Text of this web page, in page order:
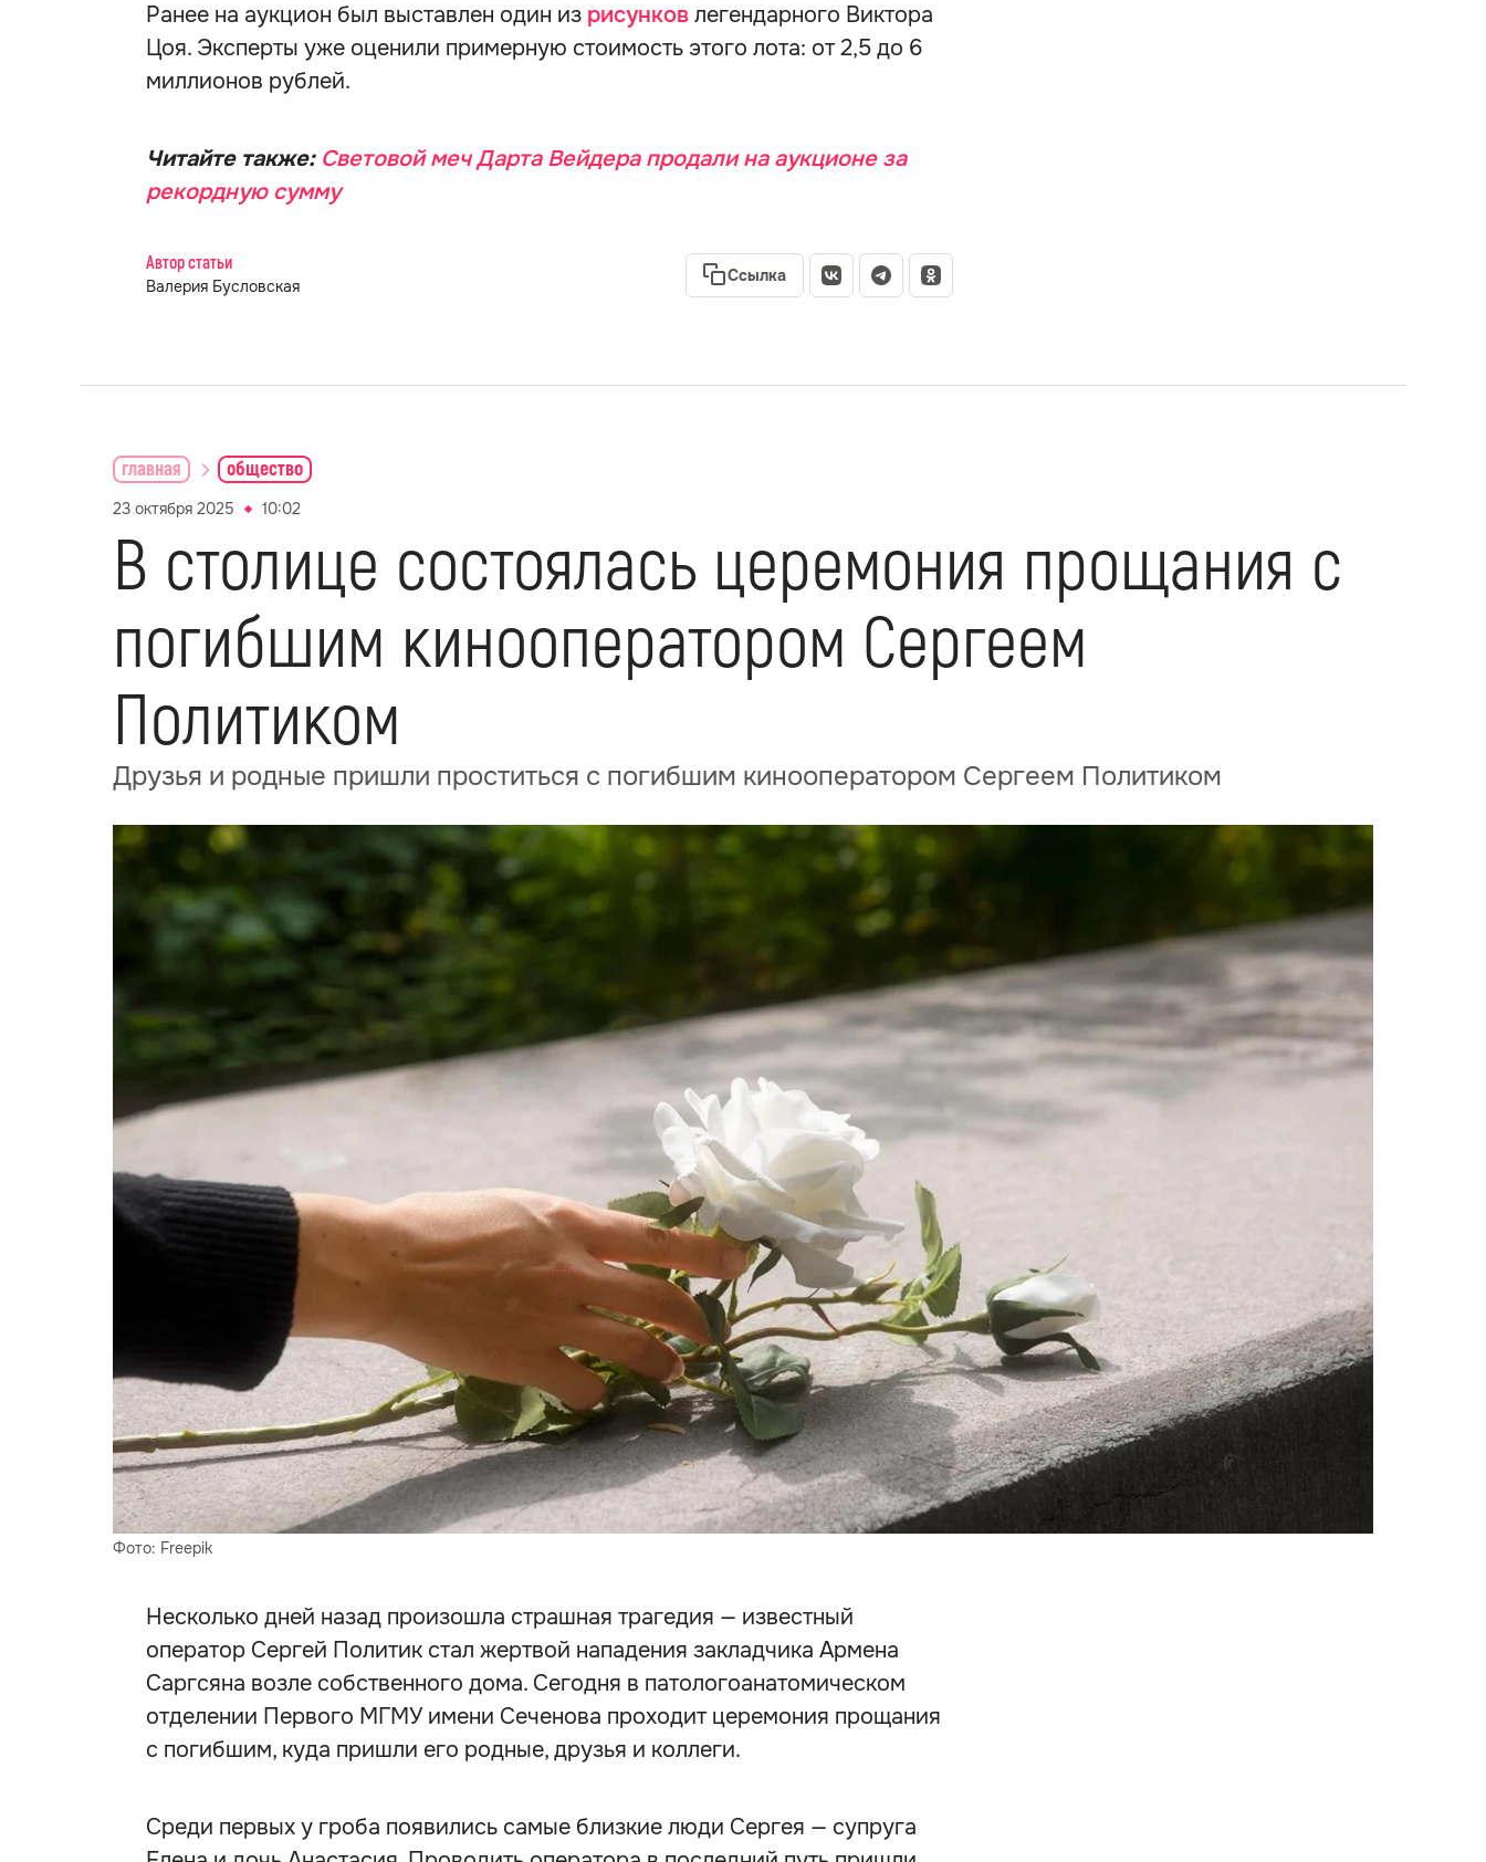
Ранее на аукцион был выставлен один из рисунков легендарного Виктора
Цоя. Эксперты уже оценили примерную стоимость этого лота: от 2,5 до 6
миллионов рублей.
Читайте также: Световой меч Дарта Вейдера продали на аукционе за
рекордную сумму
Автор статьи
Валерия Бусловская
Ссылка
главная общество
23 октября 2025 10:02
В столице состоялась церемония прощания с
погибшим кинооператором Сергеем
Политиком
Друзья и родные пришли проститься с погибшим кинооператором Сергеем Политиком
Фото: Freepik
Несколько дней назад произошла страшная трагедия — известный
оператор Сергей Политик стал жертвой нападения закладчика Армена
Саргсяна возле собственного дома. Сегодня в патологоанатомическом
отделении Первого МГМУ имени Сеченова проходит церемония прощания
с погибшим, куда пришли его родные, друзья и коллеги.
Среди первых у гроба появились самые близкие люди Сергея — супруга